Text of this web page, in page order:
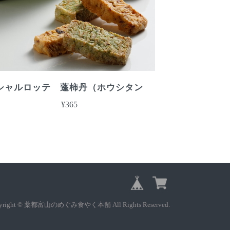
ャルロッテ 蓬柿丹（ホウシタン
¥365
© 薬都富山のめぐみ食やく本舗 All Rights Reserved.